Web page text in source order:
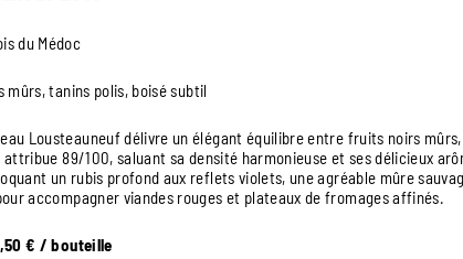
du Médoc
mûrs, tanins polis, boisé subtil
Lousteauneuf délivre un élégant équilibre entre fruits noirs
89/100, saluant sa densité harmonieuse et ses délicieux
un rubis profond aux reflets violets, une agréable mûre
accompagner viandes rouges et plateaux de fromages affinés.
€ / bouteille